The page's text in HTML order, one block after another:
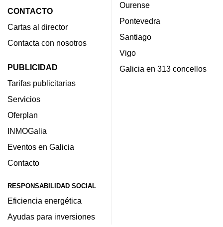
CONTACTO
Cartas al director
Contacta con nosotros
PUBLICIDAD
Tarifas publicitarias
Servicios
Oferplan
INMOGalia
Eventos en Galicia
Contacto
RESPONSABILIDAD SOCIAL
Eficiencia energética
Ayudas para inversiones
Ourense
Pontevedra
Santiago
Vigo
Galicia en 313 concellos